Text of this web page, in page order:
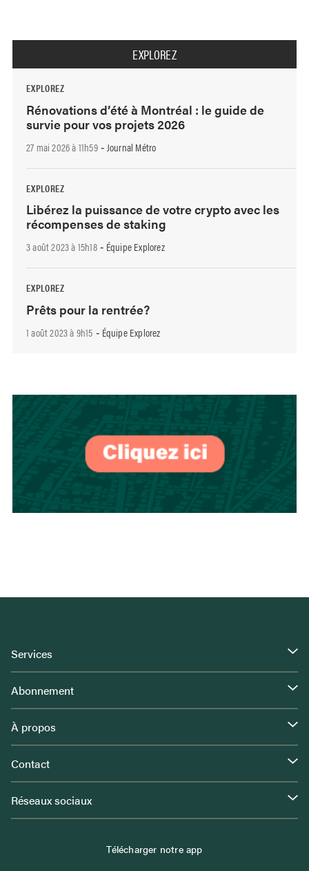
EXPLOREZ
EXPLOREZ
Rénovations d’été à Montréal : le guide de
survie pour vos projets 2026
27 mai 2026 à 11h59- Journal Métro
EXPLOREZ
Libérez la puissance de votre crypto avec les
récompenses de staking
3 août 2023 à 15h18- Équipe Explorez
EXPLOREZ
Prêts pour la rentrée?
1 août 2023 à 9h15 - Équipe Explorez
Services
Abonnement
À propos
Contact
Réseaux sociaux
Télécharger notre app